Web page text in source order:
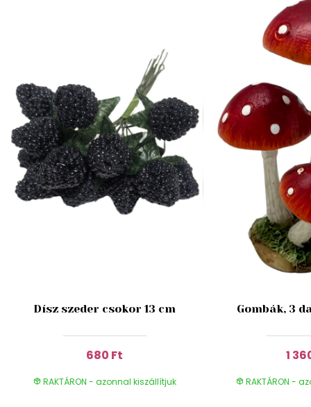
Dísz szeder csokor 13 cm
680 Ft
RAKTÁRON - azonnal kiszállítjuk
Gombák, 3
1
RAKTÁRON -